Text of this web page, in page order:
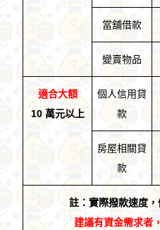
當舖借款
變賣物品
適合大額
10 萬元以上
個人信用貸
款
房屋相關貸
款
註：實際撥款速度
建議有資金需求者